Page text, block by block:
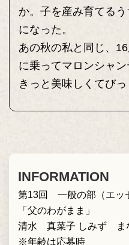
か。子を産み育てる
になった。
あの秋の私と同じ、
に乗ってマロンシャン
きっと美味しくてびっ
INFORMATION
第13回 一般の部（エッ
「父のわがまま」
清水 真菜子 しみず ま
※年齢は応募時